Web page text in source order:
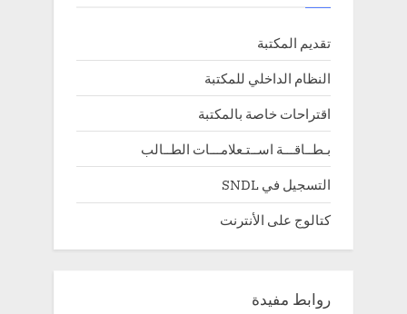
تقديم المكتبة
النظام الداخلي للمكتبة
اقتراحات خاصة بالمكتبة
بـطــاقـــة اســتـعلامـــات الطــالب
التسجيل في SNDL
كتالوج على الأنترنت
روابط مفيدة